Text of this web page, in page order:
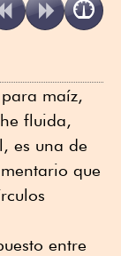
maíz,
fluida,
es una de
que
entre